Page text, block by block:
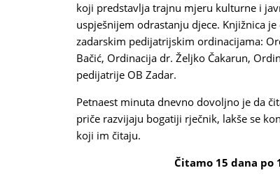
koji predstavlja trajnu mjeru kulturne i
uspješnijem odrastanju djece. Knjižnica
zadarskim pedijatrijskim ordinacijama:
Bačić, Ordinacija dr. Željko Čakarun,
pedijatrije OB Zadar.
Petnaest minuta dnevno dovoljno je da
priče razvijaju bogatiji rječnik, lakše se
koji im čitaju.
Čitamo 15 dana po